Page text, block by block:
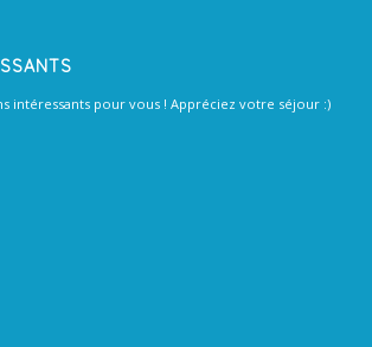
intéressants pour vous ! Appréciez votre séjour :)